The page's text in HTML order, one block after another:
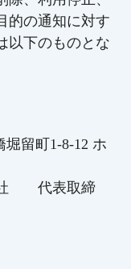
的の通知に対す
以下のものとな
留町1-8-12 ホ
社 代表取締